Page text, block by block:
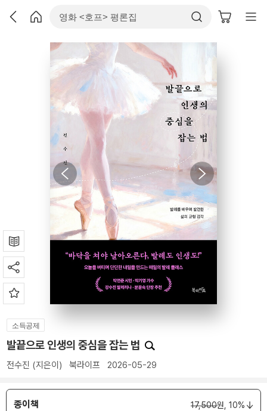
소득공제
발끝으로 인생의 중심을 잡는 법
전수진 (지은이) 북라이프 2026-05-29
종이책 17,500원, 10%